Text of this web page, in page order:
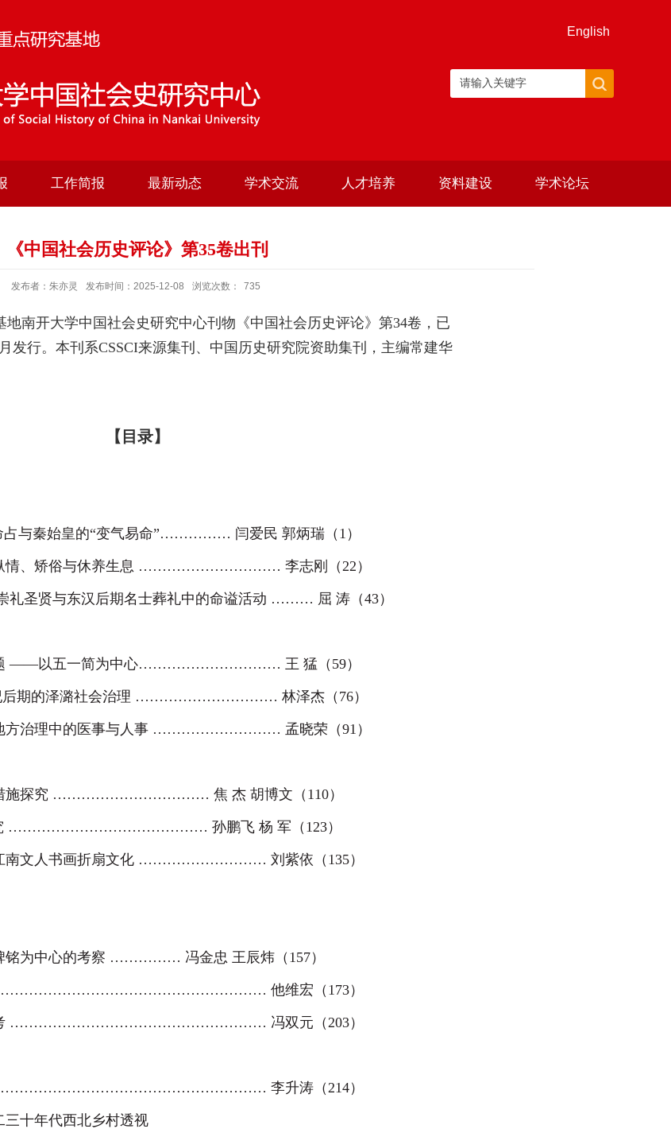
English
工作简报 最新动态 学术交流 人才培养 资料建设 学术论坛
《中国社会历史评论》第35卷出刊
发布者：朱亦灵 发布时间：2025-12-08 浏览次数： 735
南开大学中国社会史研究中心刊物《中国社会历史评论》第34卷，已
月发行。本刊系CSSCI来源集刊、中国历史研究院资助集刊，主编常建华
【目录】
与秦始皇的“变气易命”…………… 闫爱民 郭炳瑞（ 1 ）
、矫俗与休养生息 ………………………… 李志刚（22 ）
礼圣贤与东汉后期名士葬礼中的命谥活动 ……… 屈 涛（43）
——以五一简为中心………………………… 王 猛（ 59）
期的泽潞社会治理 ………………………… 林泽杰（ 76）
治理中的医事与人事 ……………………… 孟晓荣（91 ）
施探究 …………………………… 焦 杰 胡博文（ 110）
…………………………………… 孙鹏飞 杨 军（ 123）
南文人书画折扇文化 ……………………… 刘紫依（ 135）
为中心的考察 …………… 冯金忠 王辰炜（ 157）
他维宏（ 173）
……………………………………………… 冯双元（203）
李升涛（214）
三十年代西北乡村透视